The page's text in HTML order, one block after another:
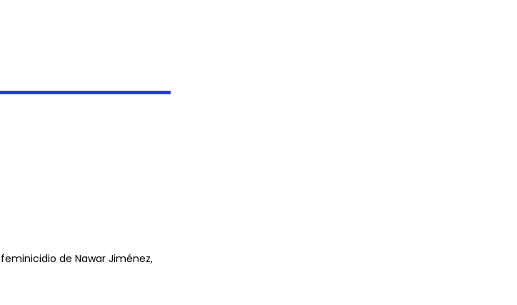
feminicidio de Nawar Jiménez